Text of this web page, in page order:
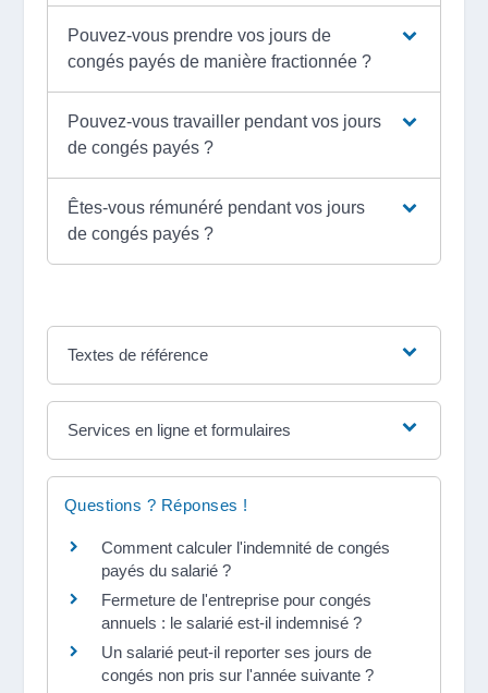
Pouvez-vous prendre vos jours de
congés payés de manière fractionnée ?
Pouvez-vous travailler pendant vos jours
de congés payés ?
Êtes-vous rémunéré pendant vos jours
de congés payés ?
Textes de référence
Services en ligne et formulaires
Questions ? Réponses !
Comment calculer l'indemnité de congés
payés du salarié ?
Fermeture de l'entreprise pour congés
annuels : le salarié est-il indemnisé ?
Un salarié peut-il reporter ses jours de
congés non pris sur l'année suivante ?